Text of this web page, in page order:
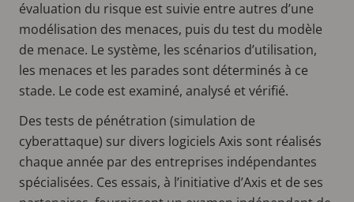
évaluation du risque est suivie entre autres d’une
modélisation des menaces, puis du test du modèle
de menace. Le système, les scénarios d’utilisation,
les menaces et les parades sont déterminés à ce
stade. Le code est examiné, analysé et vérifié.
Des tests de pénétration (simulation de
cyberattaque) sur divers logiciels Axis sont réalisés
chaque année par des entreprises indépendantes
spécialisées. Ces essais, à l’initiative d’Axis et de ses